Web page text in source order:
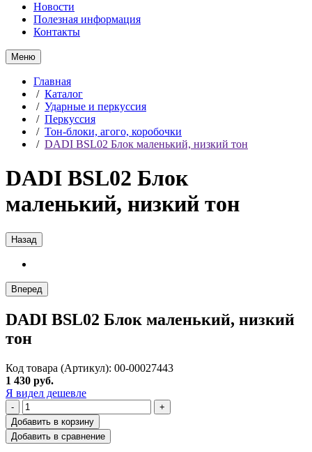
Новости
Полезная информация
Контакты
Меню
Главная
/ Каталог
/ Ударные и перкуссия
/ Перкуссия
/ Тон-блоки, агого, коробочки
/ DADI BSL02 Блок маленький, низкий тон
DADI BSL02 Блок
маленький, низкий тон
Назад
Вперед
DADI BSL02 Блок маленький, низкий
тон
Код товара (Артикул): 00-00027443
1 430 руб.
Я видел дешевле
-
+
Добавить в корзину
Добавить в сравнение